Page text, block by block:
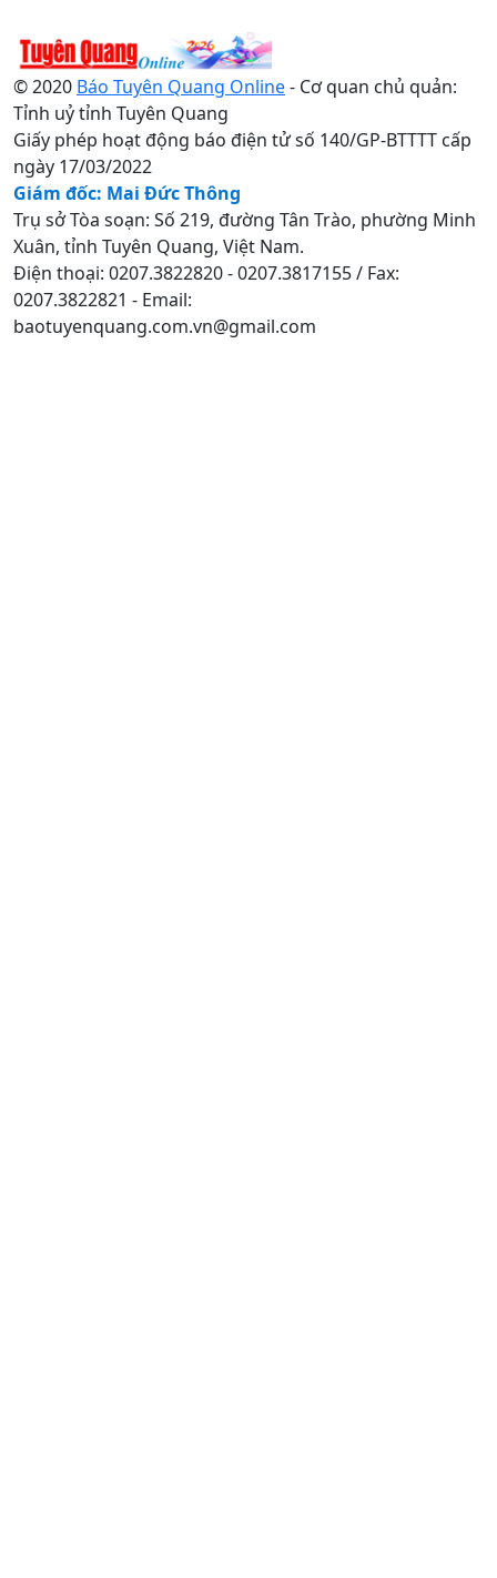
© 2020 Báo Tuyên Quang Online- Cơ quan chủ quản:
Tỉnh uỷ tỉnh Tuyên Quang
Giấy phép hoạt động báo điện tử số 140/GP-BTTTT cấp
ngày 17/03/2022
Giám đốc: Mai Đức Thông
Trụ sở Tòa soạn: Số 219, đường Tân Trào, phường Minh
Xuân, tỉnh Tuyên Quang, Việt Nam.
Điện thoại: 0207.3822820 - 0207.3817155 / Fax:
0207.3822821 - Email:
baotuyenquang.com.vn@gmail.com